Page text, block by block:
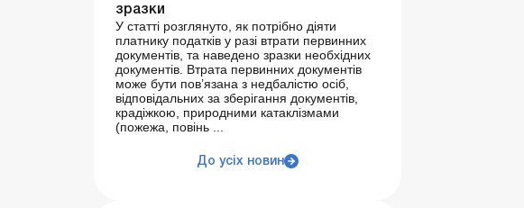
зразки
У статті розглянуто, як потрібно діяти
платнику податків у разі втрати первинних
документів, та наведено зразки необхідних
документів. Втрата первинних документів
може бути пов’язана з недбалістю осіб,
відповідальних за зберігання документів,
крадіжкою, природними катаклізмами
(пожежа, повінь ...
До усіх новин